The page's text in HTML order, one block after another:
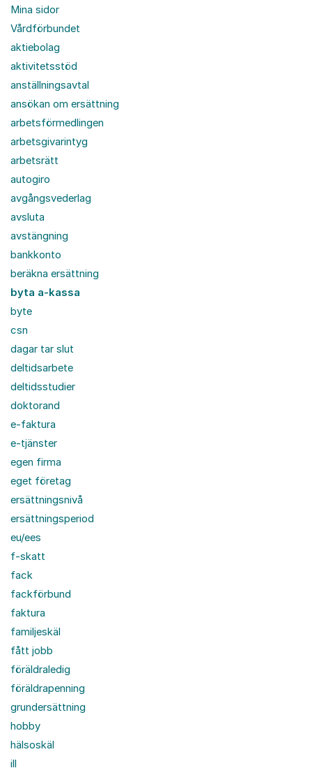
Mina sidor
Vårdförbundet
aktiebolag
aktivitetsstöd
anställningsavtal
ansökan om ersättning
arbetsförmedlingen
arbetsgivarintyg
arbetsrätt
autogiro
avgångsvederlag
avsluta
avstängning
bankkonto
beräkna ersättning
byta a-kassa
byte
csn
dagar tar slut
deltidsarbete
deltidsstudier
doktorand
e-faktura
e-tjänster
egen firma
eget företag
ersättningsnivå
ersättningsperiod
eu/ees
f-skatt
fack
fackförbund
faktura
familjeskäl
fått jobb
föräldraledig
föräldrapenning
grundersättning
hobby
hälsoskäl
ill